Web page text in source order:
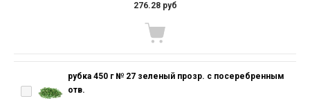
276.28 руб
рубка 450 г № 27 зеленый прозр. с посеребренным
отв.